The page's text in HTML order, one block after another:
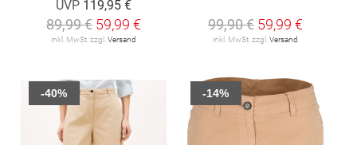
UVP 119,95 €
89,99 € 59,99 €
inkl. MwSt. zzgl. Versand
99,90 € 59,99 €
inkl. MwSt. zzgl. Versand
-40% -14%